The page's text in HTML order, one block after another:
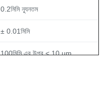
0.2মিমি ন্যূনতম
± 0.01মিমি
100মিমি এর উপর < 10 µm